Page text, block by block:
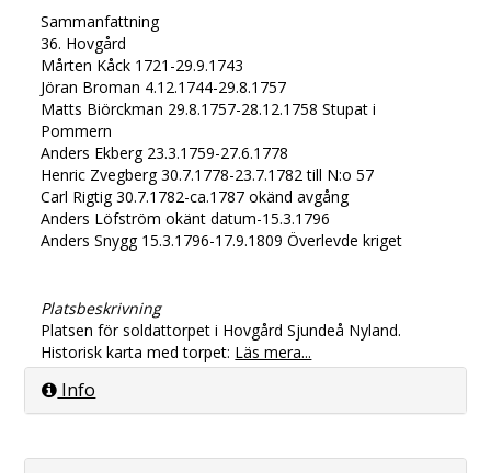
Sammanfattning
36. Hovgård
Mårten Kåck 1721-29.9.1743
Jöran Broman 4.12.1744-29.8.1757
Matts Biörckman 29.8.1757-28.12.1758 Stupat i
Pommern
Anders Ekberg 23.3.1759-27.6.1778
Henric Zvegberg 30.7.1778-23.7.1782 till N:o 57
Carl Rigtig 30.7.1782-ca.1787 okänd avgång
Anders Löfström okänt datum-15.3.1796
Anders Snygg 15.3.1796-17.9.1809 Överlevde kriget
Platsbeskrivning
Platsen för soldattorpet i Hovgård Sjundeå Nyland.
Historisk karta med torpet: Läs mera...
Info